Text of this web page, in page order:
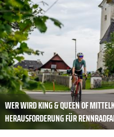
WER WIRD KING & QUEEN OF
HERAUSFORDERUNG FÜR